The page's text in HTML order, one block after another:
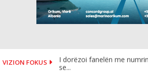
VIZION FOKUS
I dorëzoi fanelën me
se...